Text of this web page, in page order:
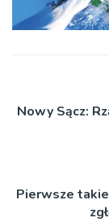
Nowy Sącz:
Pierwsze